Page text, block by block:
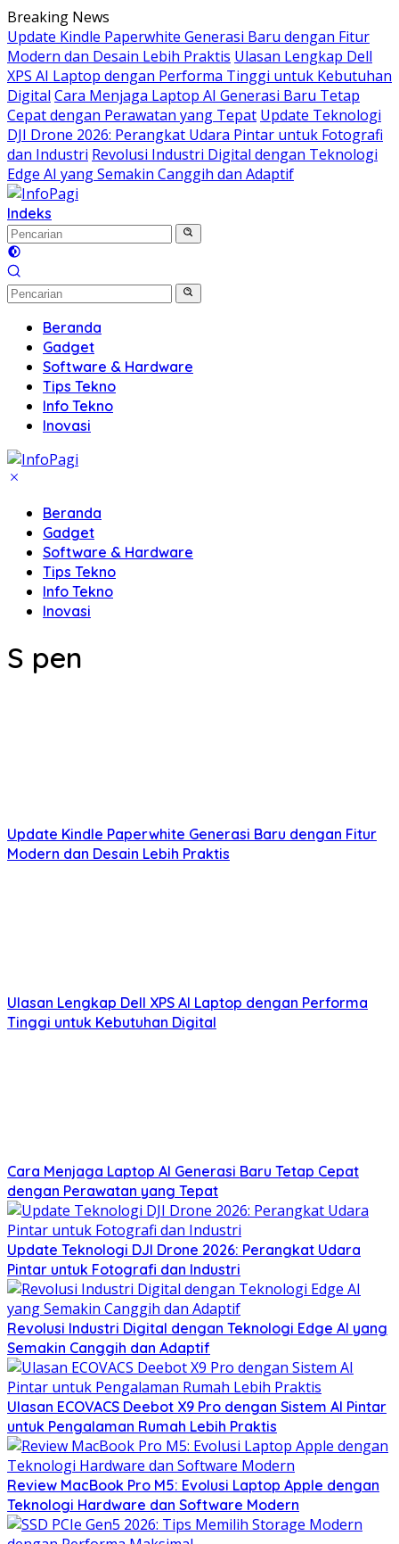
Langsung
ke
konten
Breaking News
Update Kindle Paperwhite Generasi Baru dengan Fitur
Modern dan Desain Lebih Praktis Ulasan Lengkap Dell
XPS AI Laptop dengan Performa Tinggi untuk Kebutuhan
Digital Cara Menjaga Laptop AI Generasi Baru Tetap
Cepat dengan Perawatan yang Tepat Update Teknologi
DJI Drone 2026: Perangkat Udara Pintar untuk Fotografi
dan Industri Revolusi Industri Digital dengan Teknologi
Edge AI yang Semakin Canggih dan Adaptif
Indeks
Beranda
Gadget
Software & Hardware
Tips Tekno
Info Tekno
Inovasi
Beranda
Gadget
Software & Hardware
Tips Tekno
Info Tekno
Inovasi
S pen
Update Kindle Paperwhite Generasi Baru dengan Fitur
Modern dan Desain Lebih Praktis
Ulasan Lengkap Dell XPS AI Laptop dengan Performa
Tinggi untuk Kebutuhan Digital
Cara Menjaga Laptop AI Generasi Baru Tetap Cepat
dengan Perawatan yang Tepat
Update Teknologi DJI Drone 2026: Perangkat Udara
Pintar untuk Fotografi dan Industri
Revolusi Industri Digital dengan Teknologi Edge AI yang
Semakin Canggih dan Adaptif
Ulasan ECOVACS Deebot X9 Pro dengan Sistem AI Pintar
untuk Pengalaman Rumah Lebih Praktis
Review MacBook Pro M5: Evolusi Laptop Apple dengan
Teknologi Hardware dan Software Modern